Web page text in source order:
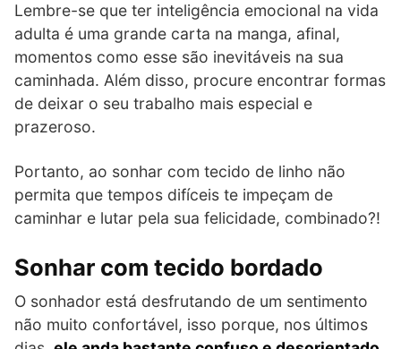
Lembre-se que ter inteligência emocional na vida
adulta é uma grande carta na manga, afinal,
momentos como esse são inevitáveis na sua
caminhada. Além disso, procure encontrar formas
de deixar o seu trabalho mais especial e
prazeroso.
Portanto, ao sonhar com tecido de linho não
permita que tempos difíceis te impeçam de
caminhar e lutar pela sua felicidade, combinado?!
Sonhar com tecido bordado
O sonhador está desfrutando de um sentimento
não muito confortável, isso porque, nos últimos